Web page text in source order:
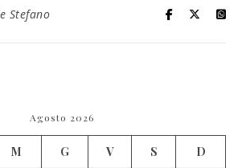
Stefano
Agosto 2026
M G V S
D